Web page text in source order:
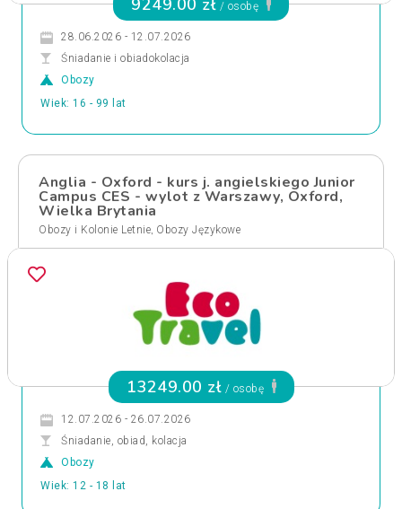
9249.00 zł / osobę
28.06.2026 - 12.07.2026
Śniadanie i obiadokolacja
Obozy
Wiek: 16 - 99 lat
Anglia - Oxford - kurs j. angielskiego Junior
Campus CES - wylot z Warszawy, Oxford,
Wielka Brytania
Obozy i Kolonie Letnie, Obozy Językowe
13249.00 zł / osobę
12.07.2026 - 26.07.2026
Śniadanie, obiad, kolacja
Obozy
Wiek: 12 - 18 lat